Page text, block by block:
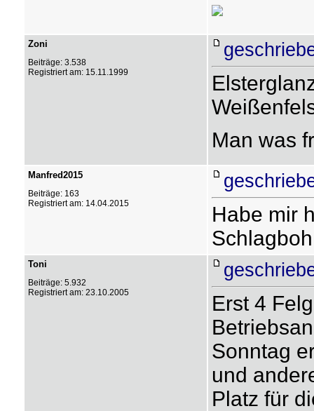
Zoni
Beiträge: 3.538
Registriert am: 15.11.1999
Man was
Manfred2015
Beiträge: 163
Registriert am: 14.04.2015
Habe mir
Toni
Beiträge: 5.932
Registriert am: 23.10.2005
Erst 4
Sonntag
und
Platz für